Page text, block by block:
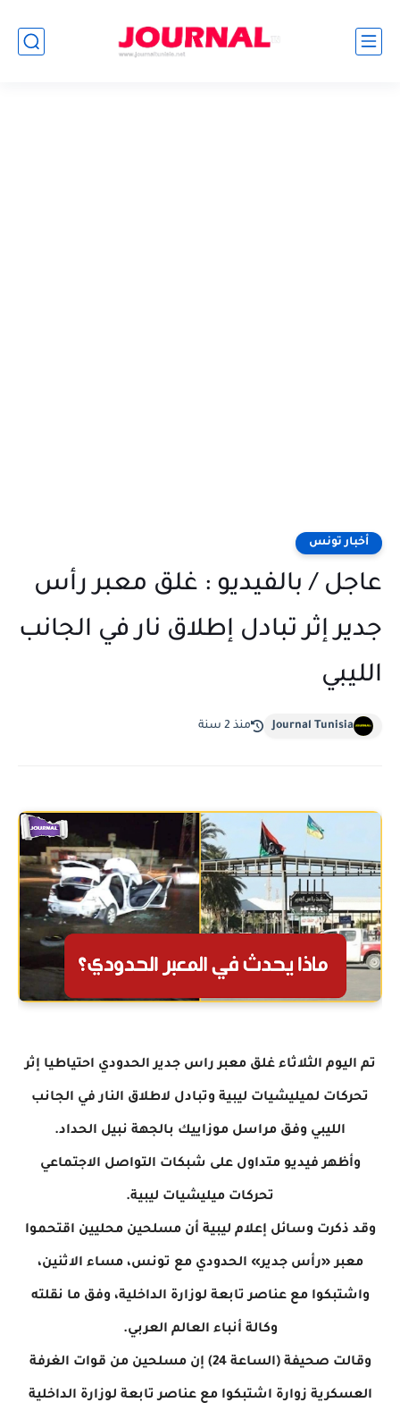
أخبار تونس
عاجل / بالفيديو : غلق معبر رأس
جدير إثر تبادل إطلاق نار في الجانب
الليبي
Journal Tunisia منذ 2 سنة
تم اليوم الثلاثاء غلق معبر راس جدير الحدودي احتياطيا إثر
تحركات لميليشيات ليبية وتبادل لاطلاق النار في الجانب
الليبي وفق مراسل موزاييك بالجهة نبيل الحداد.
وأظهر فيديو متداول على شبكات التواصل الاجتماعي
تحركات ميليشيات ليبية.
وقد ذكرت وسائل إعلام ليبية أن مسلحين محليين اقتحموا
معبر «رأس جدير» الحدودي مع تونس، مساء الاثنين،
واشتبكوا مع عناصر تابعة لوزارة الداخلية، وفق ما نقلته
وكالة أنباء العالم العربي.
وقالت صحيفة (الساعة 24) إن مسلحين من قوات الغرفة
العسكرية زوارة اشتبكوا مع عناصر تابعة لوزارة الداخلية